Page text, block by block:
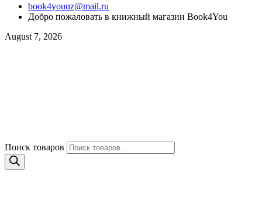
book4youuz@mail.ru
Добро пожаловать в книжный магазин Book4You
August 7, 2026
Поиск товаров